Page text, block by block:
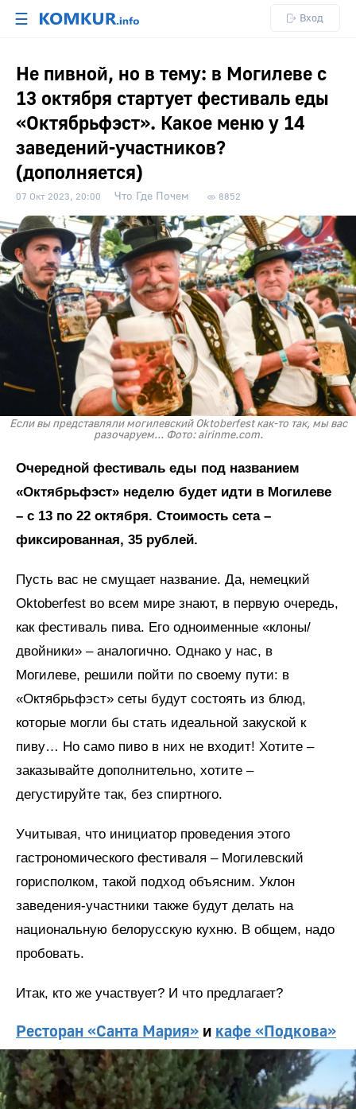
☰ Вход
Не пивной, но в тему: в Могилеве с
13 октября стартует фестиваль еды
«Октябрьфэст». Какое меню у 14
заведений-участников?
(дополняется)
07 Окт 2023, 20:00 Что Где Почем 8852
Если вы представляли могилевский Oktoberfest как-то так, мы вас
разочаруем... Фото: airinme.com.
Очередной фестиваль еды под названием
«Октябрьфэст» неделю будет идти в Могилеве
– с 13 по 22 октября. Стоимость сета –
фиксированная, 35 рублей.
Пусть вас не смущает название. Да, немецкий
Oktoberfest во всем мире знают, в первую очередь,
как фестиваль пива. Его одноименные «клоны/
двойники» – аналогично. Однако у нас, в
Могилеве, решили пойти по своему пути: в
«Октябрьфэст» сеты будут состоять из блюд,
которые могли бы стать идеальной закуской к
пиву… Но само пиво в них не входит! Хотите –
заказывайте дополнительно, хотите –
дегустируйте так, без спиртного.
Учитывая, что инициатор проведения этого
гастрономического фестиваля – Могилевский
горисполком, такой подход объясним. Уклон
заведения-участники также будут делать на
национальную белорусскую кухню. В общем, надо
пробовать.
Итак, кто же участвует? И что предлагает?
Ресторан «Санта Мария» и кафе «Подкова»